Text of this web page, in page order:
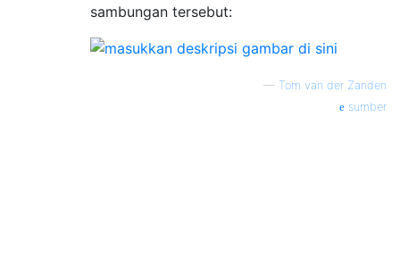
sambungan tersebut:
— Tom van der Zanden
sumber